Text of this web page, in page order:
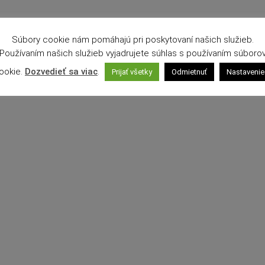
Súbory cookie nám pomáhajú pri poskytovaní našich služieb.
našich služieb vyjadrujete súhlas s používaním
Dozvedieť sa viac. Prijať všetky Odmietnuť Nastavenie